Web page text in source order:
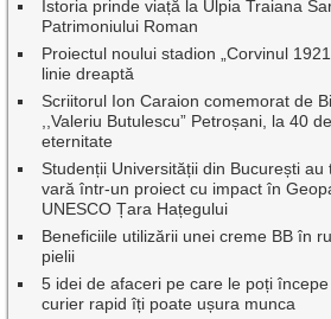
Istoria prinde viață la Ulpia Traiana
Patrimoniului Roman
Proiectul noului stadion „Corvinul
linie dreaptă
Scriitorul Ion Caraion comemorat de
,,Valeriu Butulescu” Petroșani, la 40
eternitate
Studenții Universității din București
vară într-un proiect cu impact în
UNESCO Țara Hațegului
Beneficiile utilizării unei creme BB în
pielii
5 idei de afaceri pe care le poți
curier rapid îți poate ușura munca